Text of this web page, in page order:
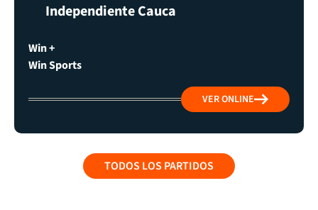
Independiente Cauca
Win +
Win Sports
VER ONLINE
TODOS LOS PARTIDOS